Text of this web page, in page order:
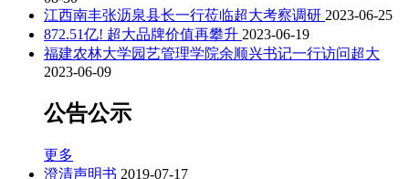
江西南丰张沥泉县长一行莅临超大考察调研 2023-06-25
872.51亿! 超大品牌价值再攀升 2023-06-19
福建农林大学园艺管理学院余顺兴书记一行访问超大
2023-06-09
公告公示
更多
澄清声明书 2019-07-17